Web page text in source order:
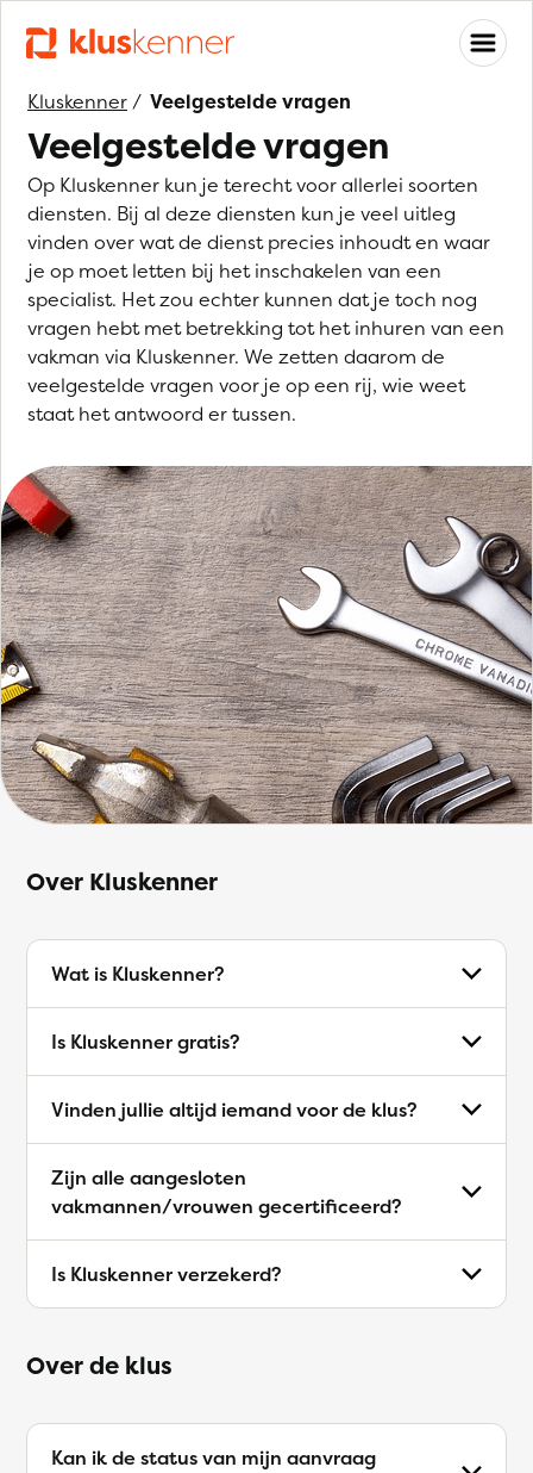
Kluskenner/ Veelgestelde vragen
Veelgestelde vragen
Op Kluskenner kun je terecht voor allerlei soorten
diensten. Bij al deze diensten kun je veel uitleg
vinden over wat de dienst precies inhoudt en waar
je op moet letten bij het inschakelen van een
specialist. Het zou echter kunnen dat je toch nog
vragen hebt met betrekking tot het inhuren van een
vakman via Kluskenner. We zetten daarom de
veelgestelde vragen voor je op een rij, wie weet
staat het antwoord er tussen.
Over Kluskenner
Wat is Kluskenner?
Is Kluskenner gratis?
Vinden jullie altijd iemand voor de klus?
Zijn alle aangesloten
vakmannen/vrouwen gecertificeerd?
Is Kluskenner verzekerd?
Over de klus
Kan ik de status van mijn aanvraag